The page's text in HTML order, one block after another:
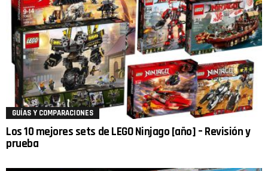
GUÍAS Y COMPARACIONES
Los 10 mejores sets de LEGO Ninjago [año] – Revisión y
prueba